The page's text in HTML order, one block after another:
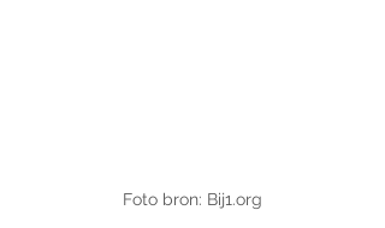
Foto bron: Bij1.org